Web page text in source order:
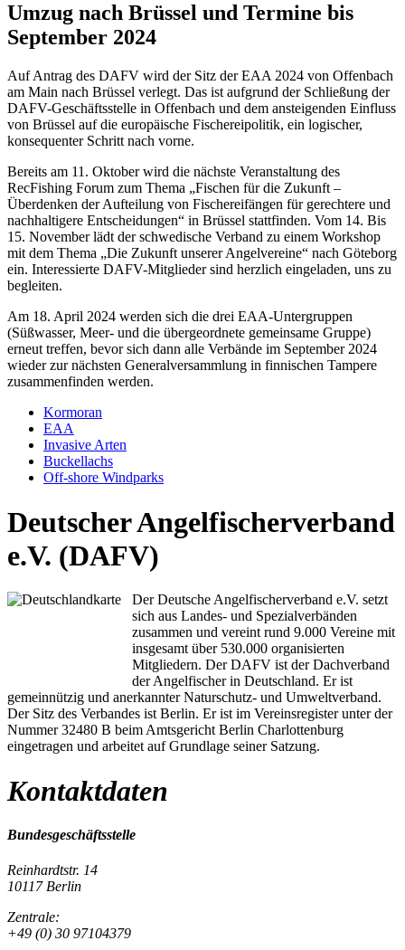
Umzug nach Brüssel und Termine bis
September 2024
Auf Antrag des DAFV wird der Sitz der EAA 2024 von Offenbach
am Main nach Brüssel verlegt. Das ist aufgrund der Schließung der
DAFV-Geschäftsstelle in Offenbach und dem ansteigenden Einfluss
von Brüssel auf die europäische Fischereipolitik, ein logischer,
konsequenter Schritt nach vorne.
Bereits am 11. Oktober wird die nächste Veranstaltung des
RecFishing Forum zum Thema „Fischen für die Zukunft –
Überdenken der Aufteilung von Fischereifängen für gerechtere und
nachhaltigere Entscheidungen“ in Brüssel stattfinden. Vom 14. Bis
15. November lädt der schwedische Verband zu einem Workshop
mit dem Thema „Die Zukunft unserer Angelvereine“ nach Göteborg
ein. Interessierte DAFV-Mitglieder sind herzlich eingeladen, uns zu
begleiten.
Am 18. April 2024 werden sich die drei EAA-Untergruppen
(Süßwasser, Meer- und die übergeordnete gemeinsame Gruppe)
erneut treffen, bevor sich dann alle Verbände im September 2024
wieder zur nächsten Generalversammlung in finnischen Tampere
zusammenfinden werden.
Kormoran
EAA
Invasive Arten
Buckellachs
Off-shore Windparks
Deutscher Angelfischerverband
e.V. (DAFV)
Der Deutsche Angelfischerverband e.V. setzt
sich aus Landes- und Spezialverbänden
zusammen und vereint rund 9.000 Vereine mit
insgesamt über 530.000 organisierten
Mitgliedern. Der DAFV ist der Dachverband
der Angelfischer in Deutschland. Er ist
gemeinnützig und anerkannter Naturschutz- und Umweltverband.
Der Sitz des Verbandes ist Berlin. Er ist im Vereinsregister unter der
Nummer 32480 B beim Amtsgericht Berlin Charlottenburg
eingetragen und arbeitet auf Grundlage seiner Satzung.
Kontaktdaten
Bundesgeschäftsstelle
Reinhardtstr. 14
10117 Berlin
Zentrale:
+49 (0) 30 97104379